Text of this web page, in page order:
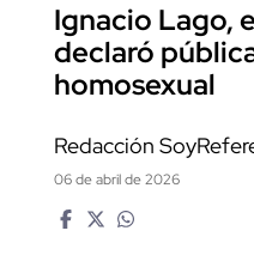
Ignacio Lago,
declaró
homosexual
Redacción
06 de abril de 2026